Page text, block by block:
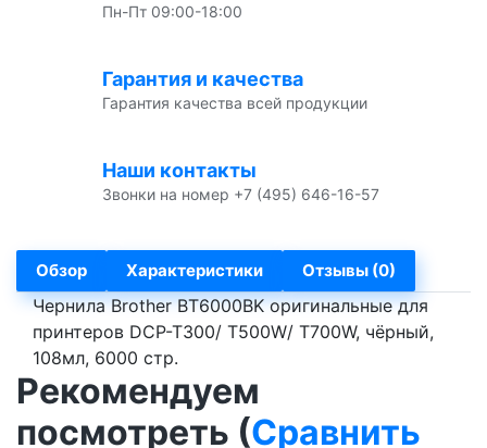
Пн-Пт 09:00-18:00
Гарантия и качества
Гарантия качества всей продукции
Наши контакты
Звонки на номер +7 (495) 646-16-57
Обзор Характеристики Отзывы (0)
Чернила Brother BT6000BK оригинальные для
принтеров DCP-T300/ T500W/ T700W, чёрный,
108мл, 6000 стр.
Рекомендуем
посмотреть (Сравнить